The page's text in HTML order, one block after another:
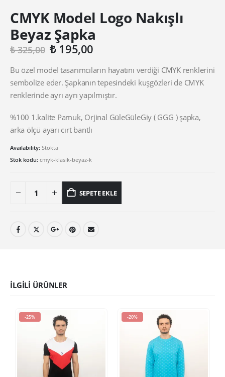
CMYK Model Logo Nakışlı
Beyaz Şapka
₺325,00 Orijinal
₺ 325,00.
₺195,00Şu
fiyat:
₺ 195,00.
Bu özel model tasarımcıların hayatını verdiği CMYK renklerini
sembolize eder. Şapkanın tepesindeki kuşgözleri de CMYK
renklerinde ayrı ayrı yapılmıştır.
%100 1.kalite Pamuk, Orjinal GüleGüleGiy ( GGG ) şapka,
arka ölçü ayarı cırt bantlı
Availability: Stokta
Stok kodu: cmyk-klasik-beyaz-k
SEPETE EKLE
İLGILI ÜRÜNLER
-25% -20%